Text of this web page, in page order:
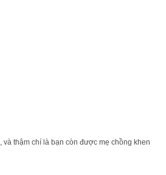
và thậm chí là bạn còn được mẹ chồng khen